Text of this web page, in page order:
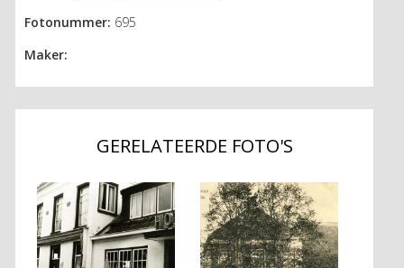
Fotonummer: 695
Maker:
GERELATEERDE FOTO'S